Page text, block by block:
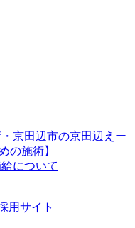
・京田辺市の京田辺えー
の施術】
について